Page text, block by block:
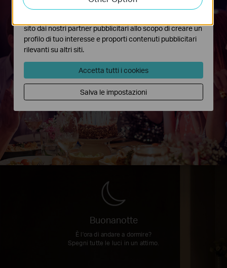
Invita tutti gli amici e stupiscili
Buonanotte
È l'ora di andare a dormire?
Spegni tutte le luci in un attimo.
funzionalità.
sito dai nostri partner pubblicitari allo scopo di creare un
profilo di tuo interesse e proporti contenuti pubblicitari
rilevanti su altri siti.
Accetta tutti i cookies
Salva le impostazioni